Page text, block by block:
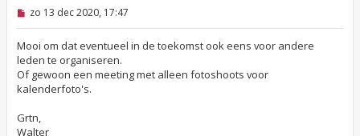
O
e
l
e
z
e
b
e
zo 13 dec 2020, 17:47
Mooi om dat eventueel in de toekomst ook eens voor andere
leden te organiseren.
Of gewoon een meeting met alleen fotoshoots voor
kalenderfoto's.
Grtn,
Walter